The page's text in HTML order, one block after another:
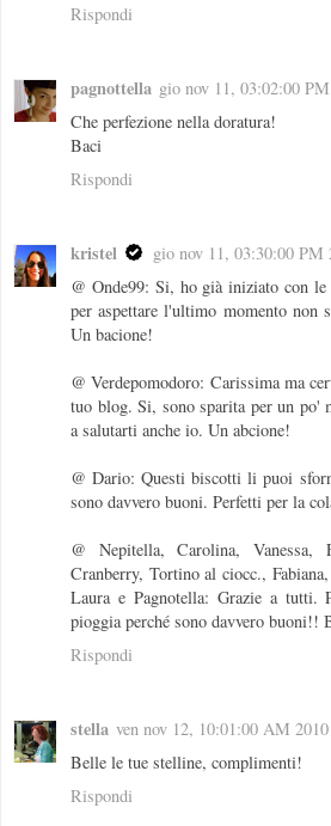
Rispondi
pagnottella gio nov 11, 03:02:00
Che perfezione nella doratura!
Baci
Rispondi
kristel
gio nov 11, 03:30:00 PM
@ Onde99: Si, ho già iniziato con
per aspettare l'ultimo momento non
Un bacione!
@ Verdepomodoro: Carissima ma
tuo blog. Si, sono sparita per un po'
a salutarti anche io. Un abcione!
@ Dario: Questi biscotti li puoi
sono davvero buoni. Perfetti per la
@ Nepitella, Carolina, Vanessa,
Cranberry, Tortino al ciocc.,
Laura e Pagnotella: Grazie a tutti.
pioggia perché sono davvero buoni!!
Rispondi
stella ven nov 12, 10:01:00 AM 2010
Belle le tue stelline, complimenti!
Rispondi